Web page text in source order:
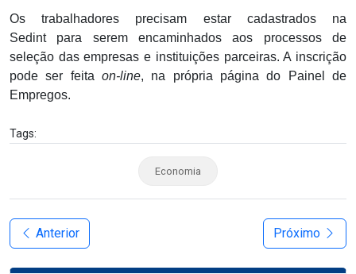
Os trabalhadores precisam estar cadastrados na
Sedint para serem encaminhados aos processos de
seleção das empresas e instituições parceiras. A inscrição
pode ser feita on-line, na própria página do Painel de
Empregos.
Tags:
Economia
Anterior Próximo